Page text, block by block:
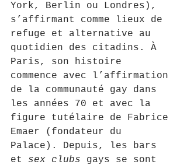
York, Berlin ou Londres),
s’affirmant comme lieux de
refuge et alternative au
quotidien des citadins. À
Paris, son histoire
commence avec l’affirmation
de la communauté gay dans
les années 70 et avec la
figure tutélaire de Fabrice
Emaer (fondateur du
Palace). Depuis, les bars
et sex clubs gays se sont